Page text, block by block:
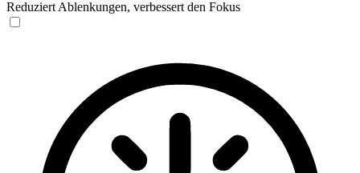
Reduziert Ablenkungen, verbessert den Fokus